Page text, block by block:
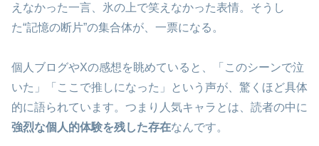
えなかった一言、氷の上で笑えなかった表情。そうし
た“記憶の断片”の集合体が、一票になる。
個人ブログやXの感想を眺めていると、「このシーンで泣
いた」「ここで推しになった」という声が、驚くほど具体
的に語られています。つまり人気キャラとは、読者の中に
強烈な個人的体験を残した存在なんです。